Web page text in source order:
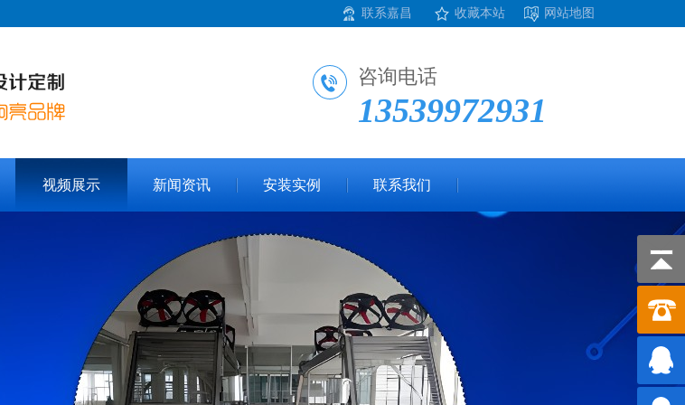
联系嘉昌 收藏本站 网站地图
咨询电话
13539972931
视频展示 新闻资讯 安装实例 联系我们